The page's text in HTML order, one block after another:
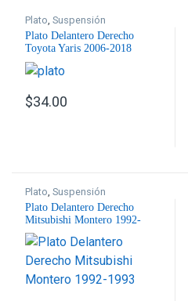
Plato,Suspensión
Plato Delantero Derecho
Toyota Yaris 2006-2018
$34.00
Plato,Suspensión
Plato Delantero Derecho
Mitsubishi Montero 1992-
1993